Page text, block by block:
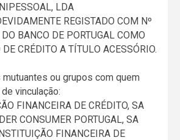
LDA
REGISTADO COM Nº
BANCO DE PORTUGAL COMO
CRÉDITO A TÍTULO ACESSÓRIO.
ou grupos com quem
vinculação:
FINANCEIRA DE CRÉDITO, SA
CONSUMER PORTUGAL, SA
FINANCEIRA DE